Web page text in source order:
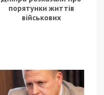
порятунки життів
військових